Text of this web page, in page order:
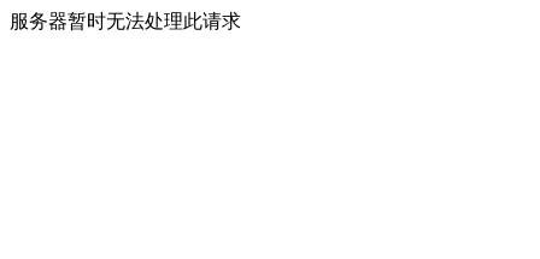
服务器暂时无法处理此请求